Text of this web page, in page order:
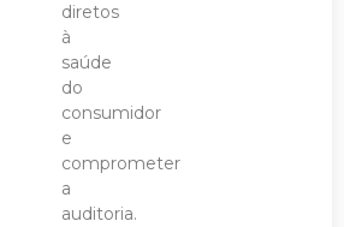
diretos
à
saúde
do
consumidor
e
comprometer
a
auditoria.